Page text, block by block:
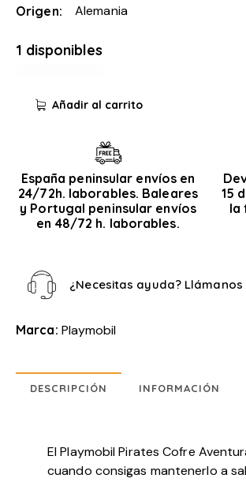
Origen Alemania
1 disponibles
Añadir al carrito
España peninsular envíos en
24/72h. laborables. Baleares
y Portugal peninsular envíos
en 48/72 h. laborables.
15
la
¿Necesitas ayuda? Llámanos
Marca: Playmobil
DESCRIPCIÓN INFORMACIÓN
El Playmobil Pirates Cofre
cuando consigas mantenerlo a